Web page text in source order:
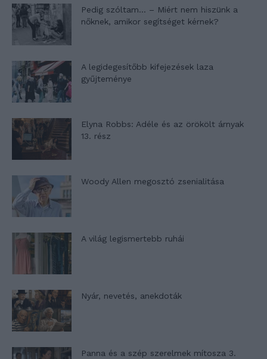
Pedig szóltam… – Miért nem hiszünk a
nőknek, amikor segítséget kérnek?
A legidegesítőbb kifejezések laza
gyűjteménye
Elyna Robbs: Adéle és az örökölt árnyak
13. rész
Woody Allen megosztó zsenialitása
A világ legismertebb ruhái
Nyár, nevetés, anekdoták
Panna és a szép szerelmek mítosza 3.